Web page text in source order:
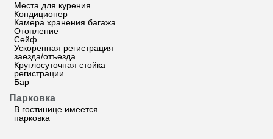
Места для курения
Кондиционер
Камера хранения багажа
Отопление
Сейф
Ускоренная регистрация
заезда/отъезда
Круглосуточная стойка
регистрации
Бар
Парковка
В гостинице имеется
парковка